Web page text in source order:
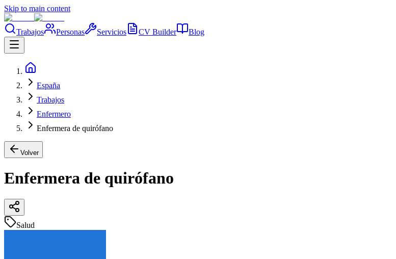
Skip to main content
Trabajos Personas Servicios CV Builder Blog
España
Trabajos
Enfermero
Enfermera de quirófano
Volver
Enfermera de quirófano
Salud